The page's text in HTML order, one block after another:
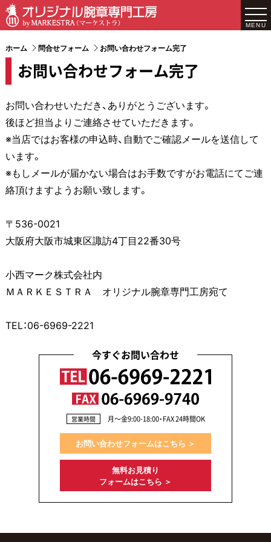
MENU
ホーム 問合せフォーム お問い合わせフォーム完了
お問い合わせフォーム完了
お問い合わせいただき、ありがとうございます。
後ほど担当よりご連絡させていただきます。
※当店ではお客様の申込時、自動でご確認メールを送信して
います。
※もしメールが届かない場合はお手数ですがお電話にてご連
絡頂けますようお願い致します。
〒536-0021
大阪府大阪市城東区諏訪4丁目22番30号
小西マーク株式会社内
ＭＡＲＫＥＳＴＲＡ オリジナル腕章専門工房宛て
TEL：06-6969-2221
今すぐお問い合わせ
営業時間 月〜金9:00-18:00・FAX 24時間OK
お問い合わせフォームはこちら ＞
無料お見積り
フォームはこちら ＞